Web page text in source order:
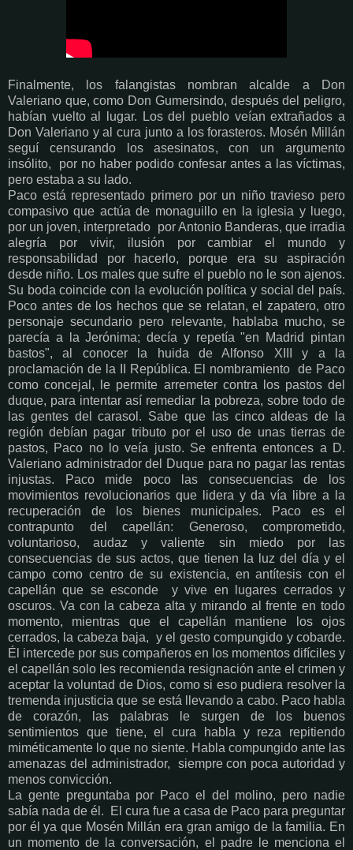
Finalmente, los falangistas nombran alcalde a Don
Valeriano que, como Don Gumersindo, después del peligro,
habían vuelto al lugar. Los del pueblo veían extrañados a
Don Valeriano y al cura junto a los forasteros. Mosén Millán
seguí censurando los asesinatos, con un argumento
insólito, por no haber podido confesar antes a las víctimas,
pero estaba a su lado.
Paco está representado primero por un niño travieso pero
compasivo que actúa de monaguillo en la iglesia y luego,
por un joven, interpretado por Antonio Banderas, que irradia
alegría por vivir, ilusión por cambiar el mundo y
responsabilidad por hacerlo, porque era su aspiración
desde niño. Los males que sufre el pueblo no le son ajenos.
Su boda coincide con la evolución política y social del país.
Poco antes de los hechos que se relatan, el zapatero, otro
personaje secundario pero relevante, hablaba mucho, se
parecía a la Jerónima; decía y repetía "en Madrid pintan
bastos", al conocer la huida de Alfonso XIII y a la
proclamación de la II República. El nombramiento de Paco
como concejal, le permite arremeter contra los pastos del
duque, para intentar así remediar la pobreza, sobre todo de
las gentes del carasol. Sabe que las cinco aldeas de la
región debían pagar tributo por el uso de unas tierras de
pastos, Paco no lo veía justo. Seenfrenta entonces a D.
Valeriano administrador del Duque para no pagar las rentas
injustas.
Paco mide poco las consecuencias de los
movimientos revolucionarios que lidera y da vía libre a la
recuperación de los bienes municipales. Paco es el
contrapunto del capellán: Generoso, comprometido,
voluntarioso, audaz y valiente sin miedo por las
consecuencias de sus actos, que tienen la luz del día y el
campo como centro de su existencia, en antítesis con el
capellán que se esconde y vive en lugares cerrados y
oscuros. Va con la cabeza alta y mirando al frente en todo
momento, mientras que el capellán mantiene los ojos
cerrados, la cabeza baja, y el gesto compungido y cobarde.
Él intercede por sus compañeros en los momentos difíciles y
el capellán solo les recomienda resignación ante el crimen y
aceptar la voluntad de Dios, como si eso pudiera resolver la
tremenda injusticia que se está llevando a cabo. Paco habla
de corazón, las palabras le surgen de los buenos
sentimientos que tiene, el cura habla y reza repitiendo
miméticamente lo que no siente. Habla compungido ante las
amenazas del administrador, siempre con poca autoridad y
menos convicción.
La gente preguntaba por Paco el del molino, pero nadie
sabía nada de él.
El cura fue a casa de Paco para preguntar
por él ya que Mosén Millán era gran amigo de la familia. En
un momento de la conversación, el padre le menciona el